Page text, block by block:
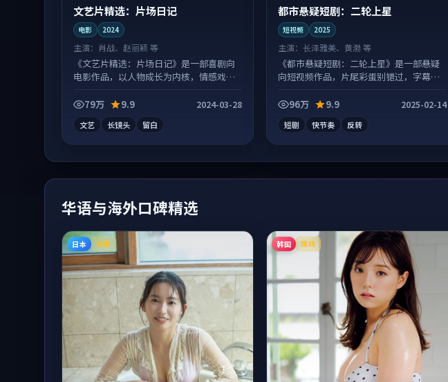
文艺片精选：片场日记
电影 2024
主演： 肖战、赵丽颖 等
《文艺片精选：片场日记》是一部喜剧向
电影作品，以人物成长为内核，情感戏份
79万
9.9 2024-03-28
文艺 长镜头 留白
都市悬疑短剧：二轮上星
短视频 2025
主演：长泽雅美、黄渤 等
《都市悬疑短剧：二轮上星》是一部悬疑
向短视频作品，片尾彩蛋别错过，字幕区
96万
9.9 2025-02-14
短剧 快节奏 反转
华语与海外口碑精选
日本 独播 韩国 院线